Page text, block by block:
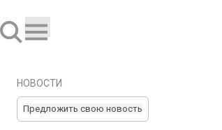
НОВОСТИ
Предложить свою новость